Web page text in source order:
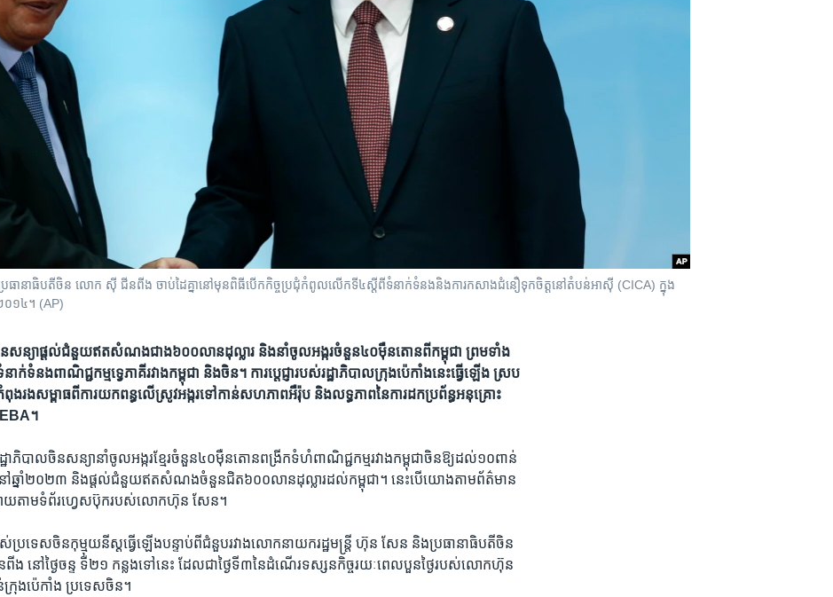
ធានាធិបតី​ចិន លោក ស៊ី ជីនពីង ចាប់​ដៃ​គ្នា​នៅ​មុន​ពិធី​បើក​កិច្ចប្រជុំ​កំពូល​លើក​ទី​៤​ស្តីពី​ទំនាក់ទំនង​និង​ការ​កសាង​ជំនឿ​ទុក​ចិត្ត​នៅ​តំបន់​អាស៊ី (CICA) ក្នុង​
០១៤។ (AP)
ន​សន្យា​ផ្តល់​ជំនួយ​ឥត​សំណង​ជាង​៦០០​លាន​ដុល្លារ​ និង​នាំ​​ចូល​អង្ករ​ចំនួន​៤០​ម៉ឺន​តោន​ពី​កម្ពុជា​ ​ព្រមទាំង​
ទំនាក់​ទំនង​ពាណិជ្ជ​កម្ម​ទ្វេភាគី​រវាង​កម្ពុជា ​និង​ចិន។​ ​ការ​ប្តេជ្ញា​​​របស់​រដ្ឋាភិបាល​ក្រុង​ប៉េកាំង​នេះ​ធ្វើ​ឡើង​ ស្រប​
ពុង​រង​សម្ពាធ​ពី​ការ​យក​ពន្ធ​លើ​ស្រូវ​អង្ករ​ទៅ​កាន់​សហភាព​អឺរ៉ុប ​និង​លទ្ធភាព​នៃ​ការ​ដក​​ប្រព័ន្ធ​អនុគ្រោះ​
​EBA។
ឋាភិបាល​ចិន​សន្យា​នាំ​ចូល​អង្ករ​ខ្មែរ​ចំនួន​៤០​ម៉ឺន​តោន​ពង្រីក​ទំហំ​ពាណិជ្ជកម្ម​រវាង​កម្ពុជា​ចិន​ឱ្យ​ដល់​១០​ពាន់​
នៅ​ឆ្នាំ​២០២៣​ ​និងផ្តល់​ជំនួយ​ឥត​សំណង​ចំនួន​ជិត​៦០០​លាន​ដុល្លារ​ដល់​កម្ពុជា។​ ​នេះបើ​យោង​តាម​ព័ត៌មាន​
ាយ​តាម​ទំព័រ​ហ្វេសប៊ុក​របស់លោកហ៊ុន សែន។
ស់​ប្រទេស​ចិន​កុម្មុយនីស្ត​ធ្វើ​ឡើង​បន្ទាប់​ពី​ជំនួប​រវាង​លោក​នាយក​រដ្ឋមន្រ្តី​ ​ហ៊ុន សែន​ ​និង​ប្រធានាធិបតី​ចិន​
នៅ​ថ្ងៃ​ចន្ទ ទី២១ កន្លងទៅ​នេះ​ ​ដែល​ជា​ថ្ងៃ​ទី៣​នៃ​ដំណើរ​ទស្សន​កិច្ច​រយៈពេលបួន​ថ្ងៃ​របស់​លោកហ៊ុន
រុង​ប៉េកាំង​ ​ប្រទេស​ចិន។​